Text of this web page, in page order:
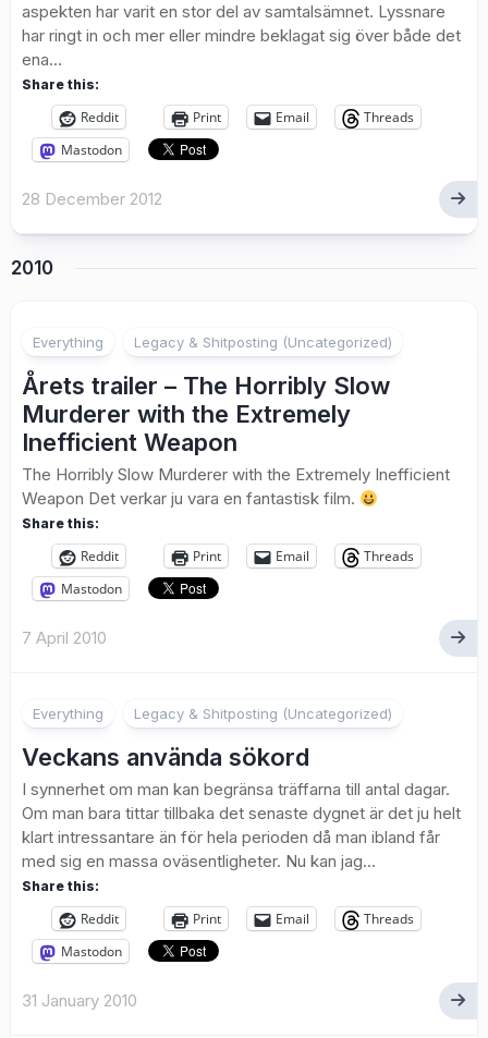
aspekten har varit en stor del av samtalsämnet. Lyssnare
har ringt in och mer eller mindre beklagat sig över både det
ena...
Share this:
Reddit Print Email
Threads
Mastodon
28 December 2012
2010
Everything Legacy & Shitposting (Uncategorized)
Årets trailer – The Horribly Slow
Murderer with the Extremely
Inefficient Weapon
The Horribly Slow Murderer with the Extremely Inefficient
Weapon Det verkar ju vara en fantastisk film.
Share this:
Reddit Print Email
Threads
Mastodon
7 April 2010
Everything Legacy & Shitposting (Uncategorized)
Veckans använda sökord
I synnerhet om man kan begränsa träffarna till antal dagar.
Om man bara tittar tillbaka det senaste dygnet är det ju helt
klart intressantare än för hela perioden då man ibland får
med sig en massa oväsentligheter. Nu kan jag...
Share this:
Reddit Print Email
Threads
Mastodon
31 January 2010